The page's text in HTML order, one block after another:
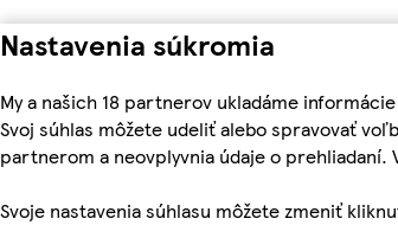
Nastavenia súkromia
My a našich 18 partnerov ukladáme
Svoj súhlas môžete udeliť alebo spravovať
partnerom a neovplyvnia údaje o prehliadaní.
Svoje nastavenia súhlasu môžete zmeniť